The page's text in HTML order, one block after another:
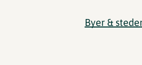
Byer &